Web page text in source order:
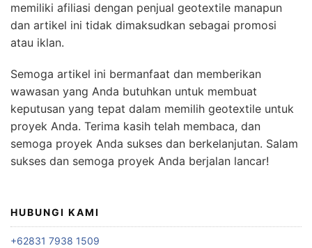
memiliki afiliasi dengan penjual geotextile manapun
dan artikel ini tidak dimaksudkan sebagai promosi
atau iklan.
Semoga artikel ini bermanfaat dan memberikan
wawasan yang Anda butuhkan untuk membuat
keputusan yang tepat dalam memilih geotextile untuk
proyek Anda. Terima kasih telah membaca, dan
semoga proyek Anda sukses dan berkelanjutan. Salam
sukses dan semoga proyek Anda berjalan lancar!
HUBUNGI KAMI
+62831 7938 1509